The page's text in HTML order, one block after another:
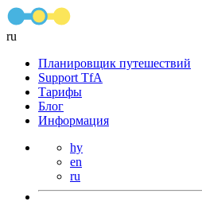
ru
Планировщик путешествий
Support TfA
Тарифы
Блог
Информация
hy
en
ru